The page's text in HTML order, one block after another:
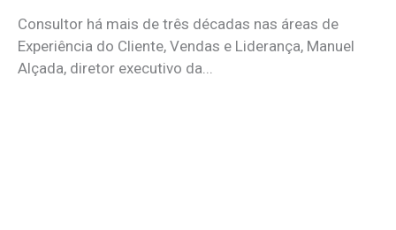
Consultor há mais de três décadas nas áreas de
Experiência do Cliente, Vendas e Liderança, Manuel
Alçada, diretor executivo da...